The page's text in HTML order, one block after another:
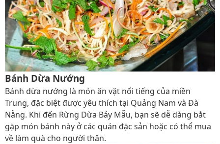
Bánh Dừa Nướng
Bánh dừa nướng là món ăn vặt nổi tiếng của miền
Trung, đặc biệt được yêu thích tại Quảng Nam và Đà
Nẵng. Khi đến Rừng Dừa Bảy Mẫu, bạn sẽ dễ dàng bắt
gặp món bánh này ở các quán đặc sản hoặc có thể mua
về làm quà cho người thân.